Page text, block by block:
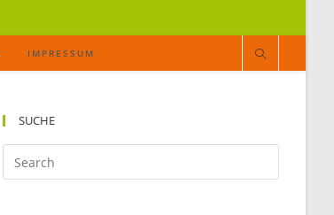
IMPRESSUM
SUCHE